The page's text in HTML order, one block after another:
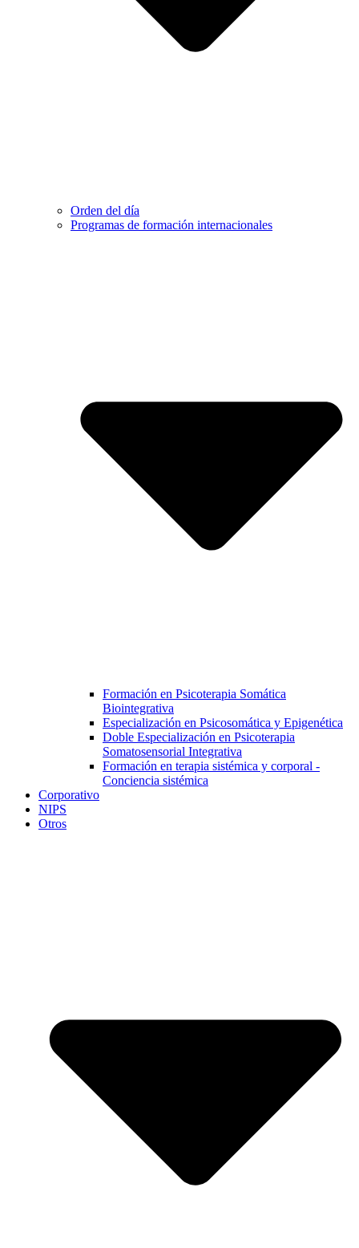
Orden del día
Programas de formación internacionales
Formación en Psicoterapia Somática
Biointegrativa
Especialización en Psicosomática y Epigenética
Doble Especialización en Psicoterapia
Somatosensorial Integrativa
Formación en terapia sistémica y corporal -
Conciencia sistémica
Corporativo
NIPS
Otros